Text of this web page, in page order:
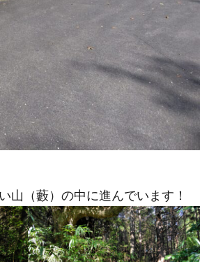
山（藪）の中に進んでいます！